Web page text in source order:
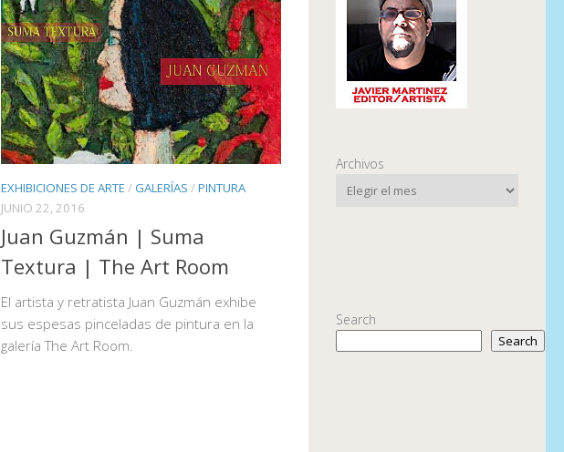
EXHIBICIONES DE ARTE / GALERÍAS /PINTURA
JUNIO 22, 2016
Juan Guzmán | Suma
Textura | The Art Room
El artista y retratista Juan Guzmán exhibe
sus espesas pinceladas de pintura en la
galería The Art Room.
Archivos
Search
Search